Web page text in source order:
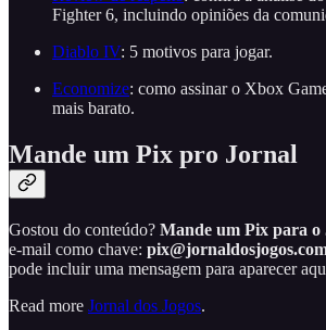
Fighter 6, incluindo opiniões da
Diablo IV: 5 motivos para jogar.
Economize: como assinar o Xbox
mais barato.
Mande um Pix pro Jornal
Gostou do conteúdo? Mande um Pix para o
e-mail como chave:
pode incluir uma mensagem para aparecer
Read more Jornal dos Jogos.